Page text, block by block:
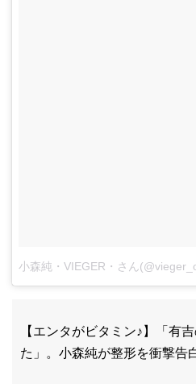
小森純・VIEGER・さん
【エンタがビタミン♪】「有
た」。小森純が整形を衝撃告